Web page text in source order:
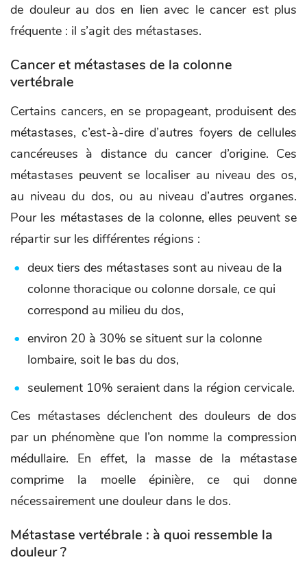
de douleur au dos en lien avec le cancer est plus
fréquente : il s’agit des métastases.
Cancer et métastases de la colonne
vertébrale
Certains cancers, en se propageant, produisent des
métastases, c’est-à-dire d’autres foyers de cellules
cancéreuses à distance du cancer d’origine. Ces
métastases peuvent se localiser au niveau des os,
au niveau du dos, ou au niveau d’autres organes.
Pour les métastases de la colonne, elles peuvent se
répartir sur les différentes régions :
deux tiers des métastases sont au niveau de la
colonne thoracique ou colonne dorsale, ce qui
correspond au milieu du dos,
environ 20 à 30% se situent sur la colonne
lombaire, soit le bas du dos,
seulement 10% seraient dans la région cervicale.
Ces métastases déclenchent des douleurs de dos
par un phénomène que l’on nomme la compression
médullaire. En effet, la masse de la métastase
comprime la moelle épinière, ce qui donne
nécessairement une douleur dans le dos.
Métastase vertébrale : à quoi ressemble la
douleur ?